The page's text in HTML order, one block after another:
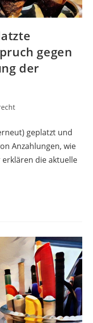
gegen
der
geplatzt und
Anzahlungen, wie
erklären die aktuelle